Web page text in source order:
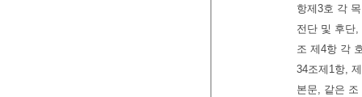
항제3호 각
전단 및 후단
조 제4항 각
34조제1항,
본문, 같은